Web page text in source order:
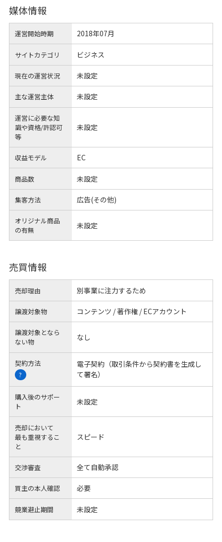
媒体情報
運営開始時期 2018年07月
サイトカテゴリ ビジネス
現在の運営状況 未設定
主な運営主体 未設定
運営に必要な知
識や資格/許認可
等
未設定
収益モデル EC
商品数 未設定
集客方法 広告(その他)
オリジナル商品
の有無
未設定
売買情報
売却理由 別事業に注力するため
譲渡対象物 コンテンツ / 著作権 / ECアカウント
譲渡対象となら
ない物
なし
契約方法
?
電子契約（取引条件から契約書を生成し
て署名）
購入後のサポー
ト
未設定
売却において
最も重視するこ
と
スピード
交渉審査 全て自動承認
買主の本人確認 必要
競業避止期間 未設定